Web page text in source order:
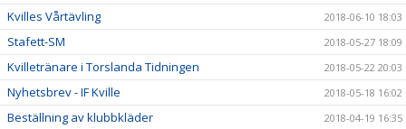
Kvilles Vårtävling 2018-06-10 18:03
Stafett-SM 2018-05-27 18:09
Kvilletränare i Torslanda Tidningen 2018-05-22 20:03
Nyhetsbrev - IF Kville 2018-05-18 16:02
Beställning av klubbkläder 2018-04-19 16:35